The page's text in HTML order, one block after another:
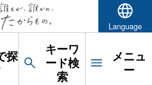
Language
探
キーワ
ード検
索
メニュ
ー